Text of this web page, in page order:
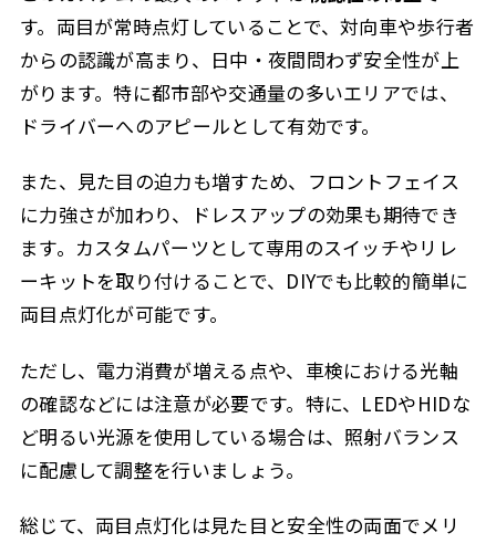
す。両目が常時点灯していることで、対向車や歩行者
からの認識が高まり、日中・夜間問わず安全性が上
がります。特に都市部や交通量の多いエリアでは、
ドライバーへのアピールとして有効です。
また、見た目の迫力も増すため、フロントフェイス
に力強さが加わり、ドレスアップの効果も期待でき
ます。カスタムパーツとして専用のスイッチやリレ
ーキットを取り付けることで、DIYでも比較的簡単に
両目点灯化が可能です。
ただし、電力消費が増える点や、車検における光軸
の確認などには注意が必要です。特に、LEDやHIDな
ど明るい光源を使用している場合は、照射バランス
に配慮して調整を行いましょう。
総じて、両目点灯化は見た目と安全性の両面でメリ